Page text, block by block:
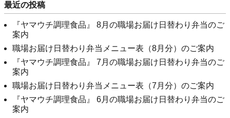
最近の投稿
『ヤマウチ調理食品』 8月の職場お届け日替わり弁当のご
案内
職場お届け日替わり弁当メニュー表（8月分）のご案内
『ヤマウチ調理食品』 7月の職場お届け日替わり弁当のご
案内
職場お届け日替わり弁当メニュー表（7月分）のご案内
『ヤマウチ調理食品』 6月の職場お届け日替わり弁当のご
案内